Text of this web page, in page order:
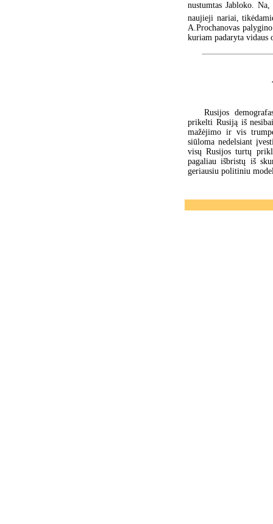
nustumtas Jabloko.
naujieji nariai,
A.Prochanovas
kuriam padaryta vidaus
Rusijos
prikelti Rusiją iš
mažėjimo ir vis
siūloma nedelsiant
visų Rusijos turtų
pagaliau išbristų iš
geriausiu politiniu